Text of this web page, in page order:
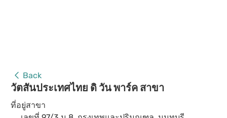
Back
วัตสันประเทศไทย ดิ วัน พาร์ค สาขา
ที่อยู่สาขา